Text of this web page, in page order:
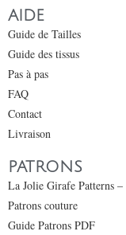
AIDE
Guide de Tailles
Guide des tissus
Pas à pas
FAQ
Contact
Livraison
PATRONS
La Jolie Girafe Patterns
Patrons couture
Guide Patrons PDF